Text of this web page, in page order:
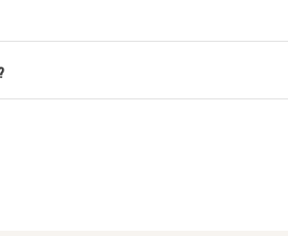
CNN certificadora